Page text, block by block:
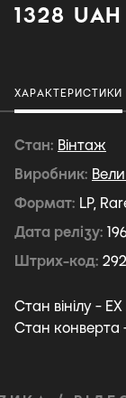
1328 UAH
ХАРАКТЕРИСТИКИ
Стан Вiнтаж
Виробник
Формат LP,
Дата релізу
Штрих-код
Стан вінілу - EX
Стан конверта